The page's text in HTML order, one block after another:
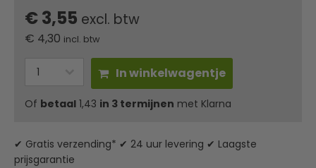
€ 3,55 excl. btw
€ 4,30 incl. btw
In winkelwagentje
Of betaal 1,43 in 3 termijnen met Klarna
✔ Gratis verzending* ✔ 24 uur levering ✔ Laagste
prijsgarantie